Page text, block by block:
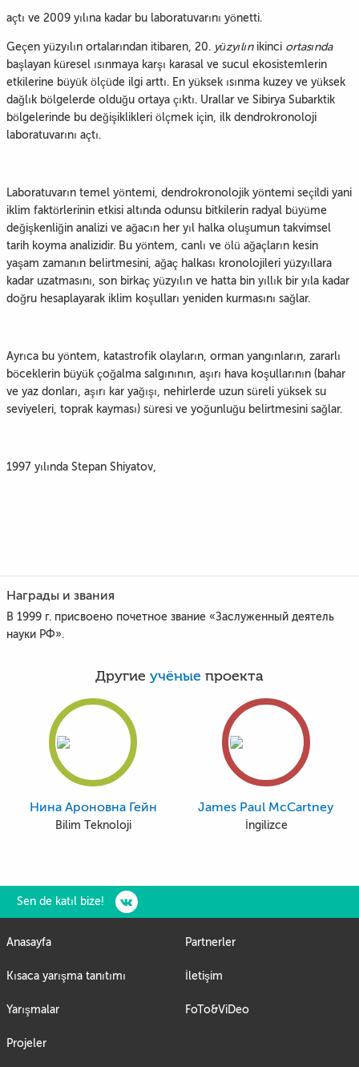
açtı ve 2009 yılına kadar bu laboratuvarını yönetti.
Geçen yüzyılın ortalarından itibaren, 20. yüzyılınikinci ortasında
başlayan küresel ısınmaya karşı karasal ve sucul ekosistemlerin
etkilerine büyük ölçüde ilgi arttı. En yüksek ısınma kuzey ve yüksek
dağlık bölgelerde olduğu ortaya çıktı. Urallar ve Sibirya Subarktik
bölgelerinde bu değişiklikleri ölçmek için, ilk dendrokronoloji
laboratuvarını açtı.
Laboratuvarın temel yöntemi, dendrokronolojik yöntemi seçildi yani
iklim faktörlerinin etkisi altında odunsu bitkilerin radyal büyüme
değişkenliğin analizi ve ağacın her yıl halka oluşumun takvimsel
tarih koyma analizidir. Bu yöntem, canlı ve ölü ağaçların kesin
yaşam zamanın belirtmesini, ağaç halkası kronolojileri yüzyıllara
kadar uzatmasını, son birkaç yüzyılın ve hatta bin yıllık bir yıla kadar
doğru hesaplayarak iklim koşulları yeniden kurmasını sağlar.
Ayrıca bu yöntem, katastrofik olayların, orman yangınların, zararlı
böceklerin büyük çoğalma salgınının, aşırı hava koşullarının (bahar
ve yaz donları, aşırı kar yağışı, nehirlerde uzun süreli yüksek su
seviyeleri, toprak kayması) süresi ve yoğunluğu belirtmesini sağlar.
1997 yılında Stepan Shiyatov,
Награды и звания
В 1999 г. присвоено почетное звание «Заслуженный деятель
науки РФ».
Другие учёные проекта
Нина Ароновна Гейн
Bilim Teknoloji
James Paul McCartney
İngilizce
Sen de katıl bize!
Anasayfa
Kısaca yarışma tanıtımı
Yarışmalar
Projeler
Partnerler
İletişim
FoTo&ViDeo